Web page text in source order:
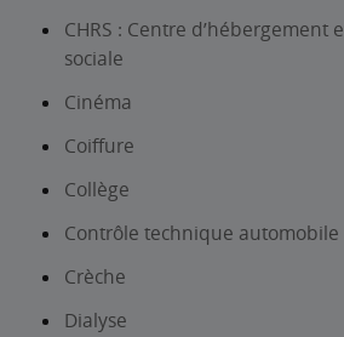
CHRS : Centre d’hébergement
sociale
Cinéma
Coiffure
Collège
Contrôle technique automobile
Crèche
Dialyse